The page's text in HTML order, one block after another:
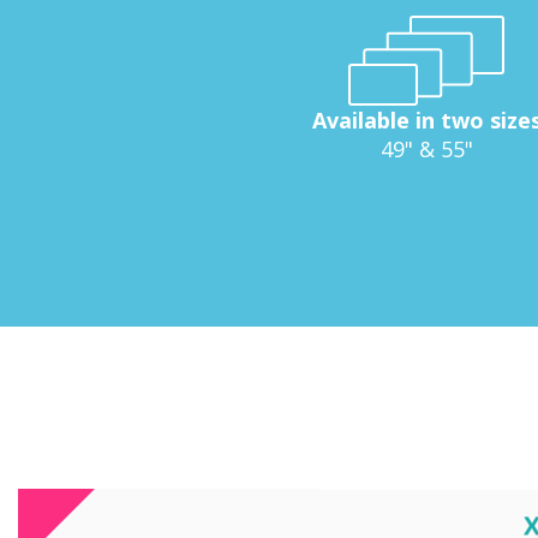
Available in two
49" & 55"